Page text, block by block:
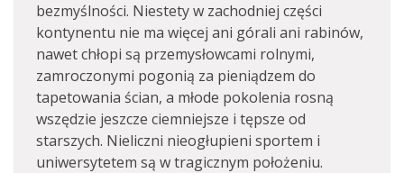
bezmyślności. Niestety w zachodniej części
kontynentu nie ma więcej ani górali ani rabinów,
nawet chłopi są przemysłowcami rolnymi,
zamroczonymi pogonią za pieniądzem do
tapetowania ścian, a młode pokolenia rosną
wszędzie jeszcze ciemniejsze i tępsze od
starszych. Nieliczni nieogłupieni sportem i
uniwersytetem są w tragicznym położeniu.